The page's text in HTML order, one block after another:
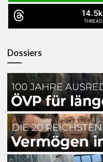
14.5k
THREAD
Dossiers